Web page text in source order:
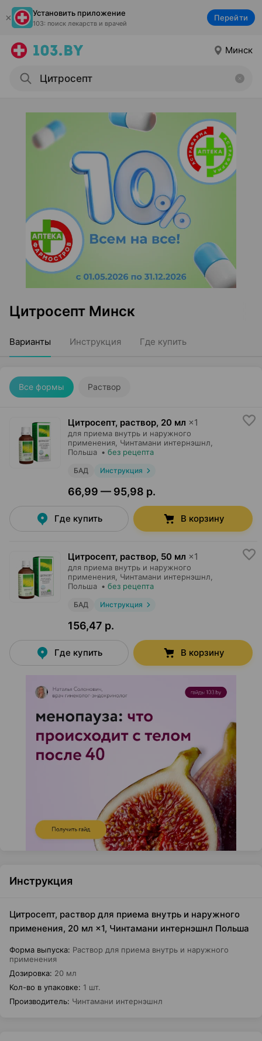
Установить приложение
103: поиск лекарств и врачей
Перейти
Минск
Цитросепт Минск
Варианты Инструкция Где купить
Все формы Раствор
Цитросепт, раствор, 20 мл ×1
для приема внутрь и наружного
применения, Чинтамани интернэшнл
Польша • без рецепта
БАД Инструкция
66,99 — 95,98 р.
Где купить В корзину
Цитросепт, раствор, 50 мл ×1
для приема внутрь и наружного
применения, Чинтамани интернэшнл
Польша • без рецепта
БАД Инструкция
156,47 р.
Где купить В корзину
Инструкция
Цитросепт, раствор для приема внутрь и наружного
применения, 20 мл ×1, Чинтамани интернэшнл Польша
Форма выпуска: Раствор для приема внутрь и наружного
применения
Дозировка: 20 мл
Кол-во в упаковке: 1 шт.
Производитель: Чинтамани интернэшнл